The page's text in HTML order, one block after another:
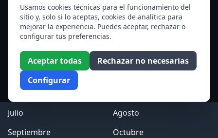
Usamos cookies técnicas para el funcionamiento del
sitio y, solo si lo aceptas, cookies de analítica para
mejorar la experiencia. Puedes aceptar, rechazar o
configurar tus preferencias.
Aceptar todas
Rechazar no necesarias
Configurar
Ver todos los santos de hoy
Acceso a los Meses
Enero
Febrero
Marzo
Abril
Mayo
Julio
Agosto
Septiembre
Octubre